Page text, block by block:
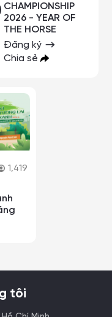
CHAMPIONSHIP
2026 - YEAR OF
THE HORSE
Đăng ký
Chia sẻ
1,419
tôi